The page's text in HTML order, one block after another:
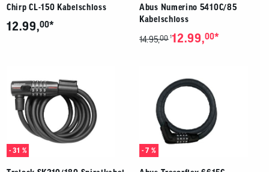
Chirp CL-150 Kabelschloss
12.99,00*
Abus Numerino 5410C/85
Kabelschloss
14.95,00 112.99,00*
- 31 % - 7 %